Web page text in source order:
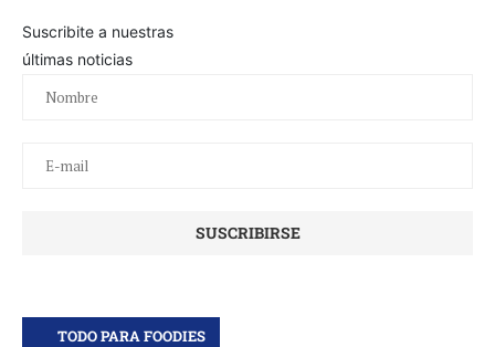
Suscribite a nuestras
últimas noticias
TODO PARA FOODIES